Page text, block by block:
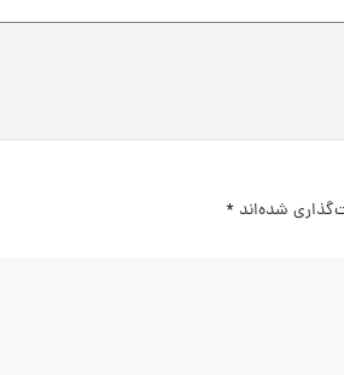
شده‌اند *